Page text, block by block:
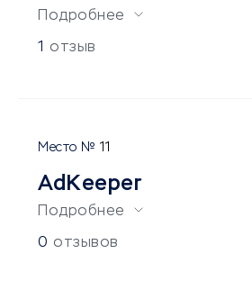
Подробнее
1 отзыв
11
AdKeeper
Подробнее
0 отзывов